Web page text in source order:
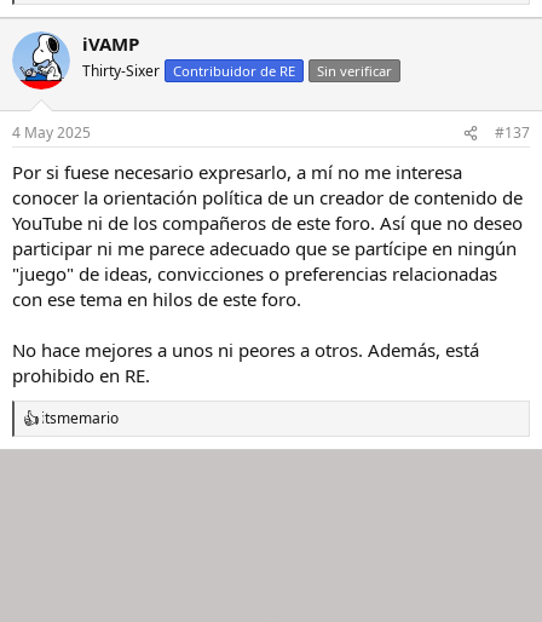
e
a
c
i
o
n
e
s
iVAMP
Thirty-Sixer Contribuidor de RE Sin verificar
4 May 2025 #137
Por si fuese necesario expresarlo, a mí no me interesa
conocer la orientación política de un creador de contenido de
YouTube ni de los compañeros de este foro. Así que no deseo
participar ni me parece adecuado que se partícipe en ningún
"juego" de ideas, convicciones o preferencias relacionadas
con ese tema en hilos de este foro.
No hace mejores a unos ni peores a otros. Además, está
prohibido en RE.
R
e
itsmemario